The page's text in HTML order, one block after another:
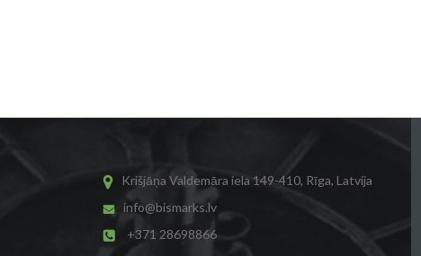
Krišjāņa Valdemāra iela 149-410, Rīga, Latvija
info@bismarks.lv
+371 28698866